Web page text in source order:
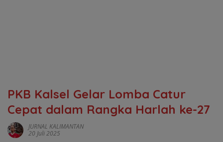
PKB Kalsel Gelar Lomba Catur
Cepat dalam Rangka Harlah ke-27
JURNAL KALIMANTAN
20 Juli 2025